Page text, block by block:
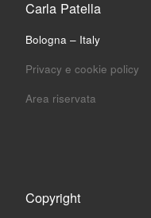
Carla Patella
Bologna – Italy
Privacy e cookie policy
Area riservata
Copyright